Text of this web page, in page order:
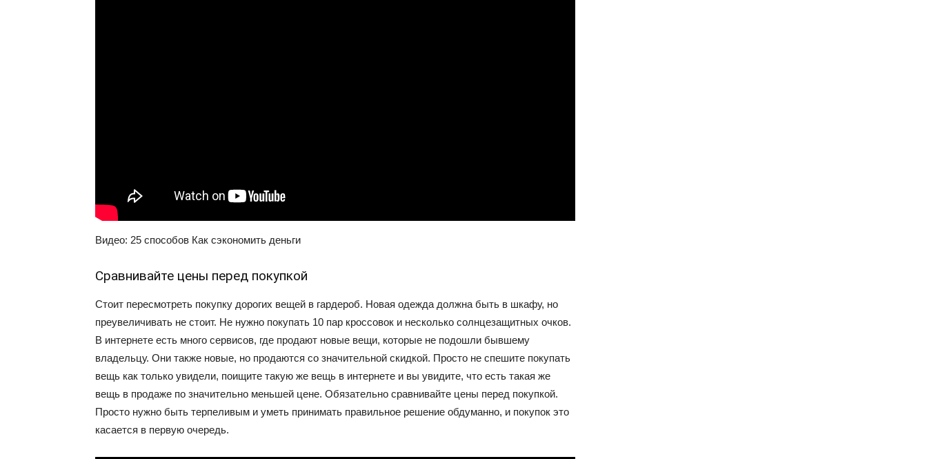
Видео: 25 способов Как сэкономить деньги
Сравнивайте цены перед покупкой
Стоит пересмотреть покупку дорогих вещей в гардероб. Новая одежда должна быть в шкафу, но
преувеличивать не стоит. Не нужно покупать 10 пар кроссовок и несколько солнцезащитных очков.
В интернете есть много сервисов, где продают новые вещи, которые не подошли бывшему
владельцу. Они также новые, но продаются со значительной скидкой. Просто не спешите покупать
вещь как только увидели, поищите такую же вещь в интернете и вы увидите, что есть такая же
вещь в продаже по значительно меньшей цене. Обязательно сравнивайте цены перед покупкой.
Просто нужно быть терпеливым и уметь принимать правильное решение обдуманно, и покупок это
касается в первую очередь.